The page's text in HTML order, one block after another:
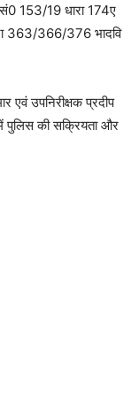
153/19 धारा 174ए
363/366/376 भादवि
एवं उपनिरीक्षक प्रदीप
पुलिस की सक्रियता और